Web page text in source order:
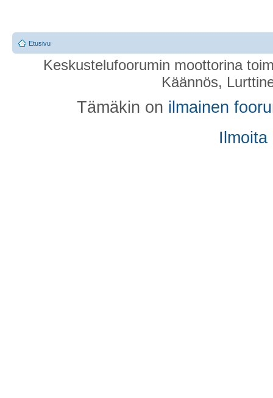
Etusivu
Keskustelufoorumin moottorina
Käännös,
Tämäkin on ilmainen